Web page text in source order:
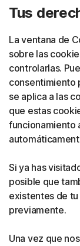
Tus
La ventana de
sobre las
controlarlas.
consentimiento
se aplica a las
que estas
funcionamiento
Si ya has
posible que
existentes de
previamente.
Una vez que